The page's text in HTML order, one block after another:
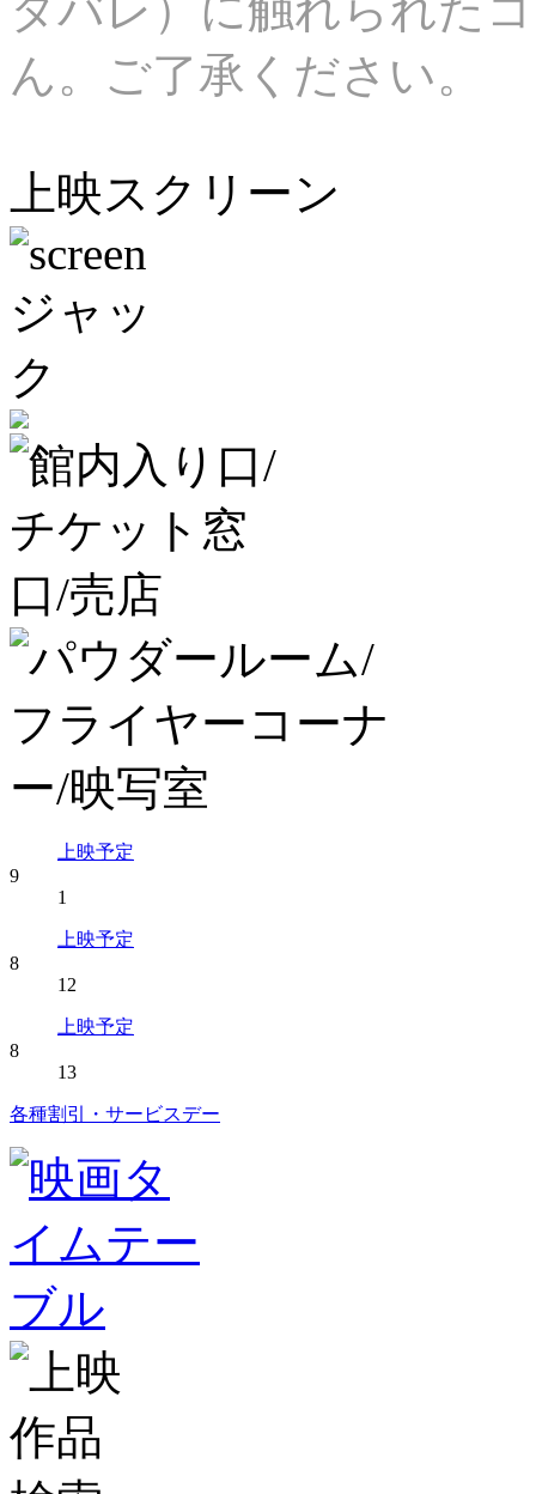
タバレ）に触れられた
ん。ご了承ください。
上映スクリーン
上映予定
9
1
上映予定
8
12
上映予定
8
13
各種割引・サービスデー